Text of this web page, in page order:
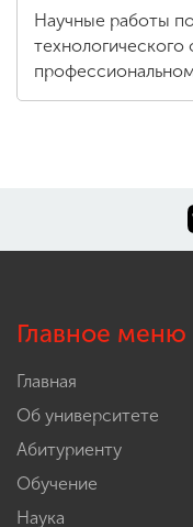
Научные работы
технологического
Главное меню
Главная
Об университете
Абитуриенту
Обучение
Наука